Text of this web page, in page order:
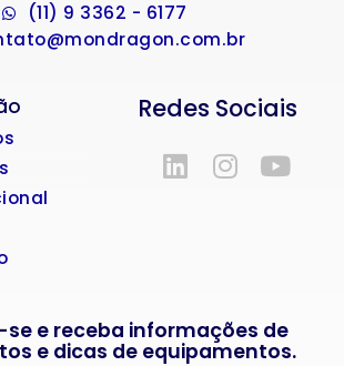
(11) 9 3362 - 6177
Redes Sociais
e receba informações de
e dicas de equipamentos.